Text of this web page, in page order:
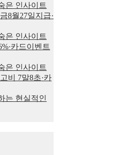
은 인사이트
8월27일지급·
은 인사이트
카드이벤트
은 인사이트
비 7말8초·카
는 현실적인